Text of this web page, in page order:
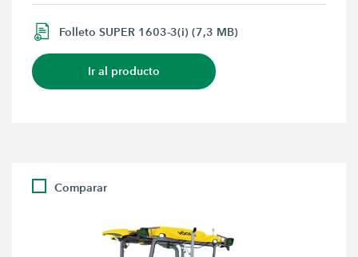
Folleto SUPER 1603-3(i) (7,3 MB)
Ir al producto
Comparar